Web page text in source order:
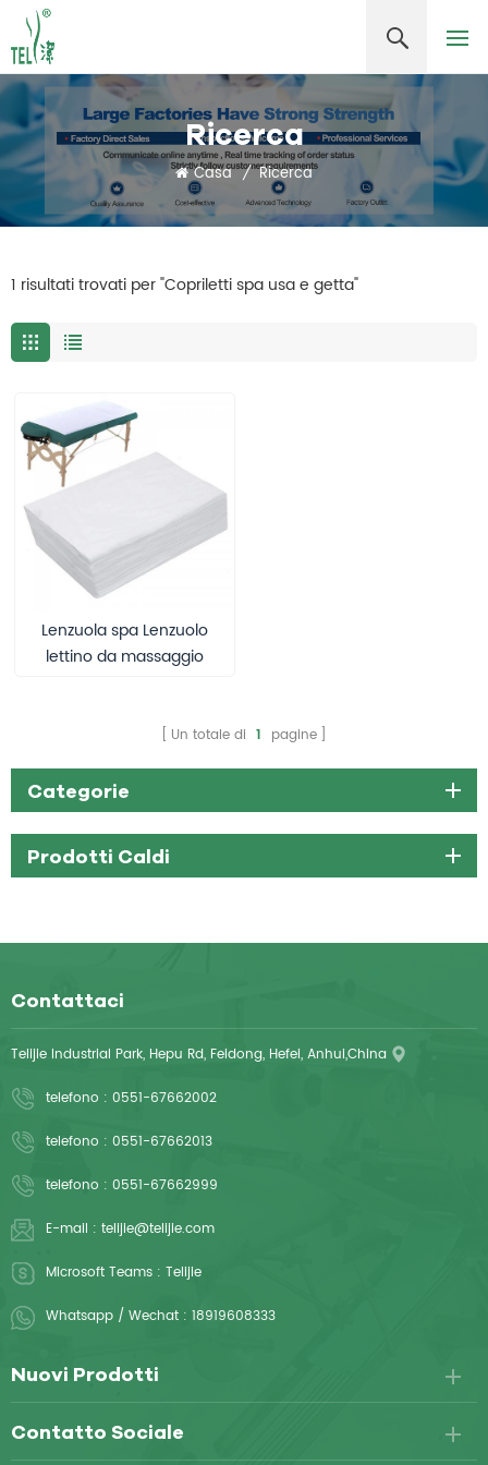
Ricerca
Casa / Ricerca
1 risultati trovati per "Copriletti spa usa e getta"
Lenzuola spa Lenzuolo
lettino da massaggio
non tessuto 180 x 80 CM
Un totale di 1 pagine
Categorie
Prodotti Caldi
Contattaci
Telijie Industrial Park, Hepu Rd, Feidong, Hefei, Anhui,China
telefono : 0551-67662002
telefono : 0551-67662013
telefono : 0551-67662999
E-mail : telijie@telijie.com
Microsoft Teams : Telijie
Whatsapp / Wechat : 18919608333
Nuovi Prodotti
Contatto Sociale